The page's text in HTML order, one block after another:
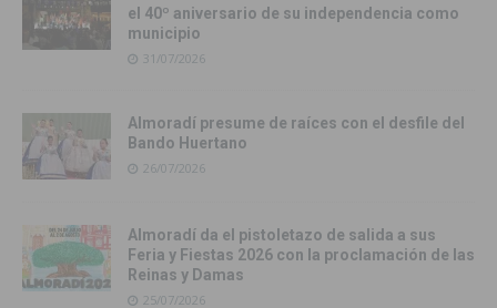
el 40º aniversario de su independencia como
municipio
31/07/2026
Almoradí presume de raíces con el desfile del
Bando Huertano
26/07/2026
Almoradí da el pistoletazo de salida a sus
Feria y Fiestas 2026 con la proclamación de las
Reinas y Damas
25/07/2026